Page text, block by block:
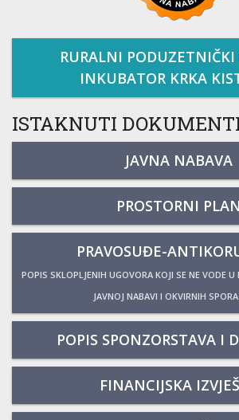
RURALNI
INKUBATOR KRKA
ISTAKNUTI
JAVNA NABAVA
PROSTORNI PLAN
PRAVOSUĐE-
POPIS SKLOPLJENIH UGOVORA KOJI SE NE VODE
JAVNOJ NABAVI I OKVIRNIH
POPIS SPONZORSTAVA I
FINANCIJSKA